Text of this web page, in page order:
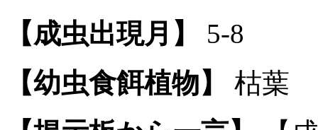
【成虫出現月】
5-8
【幼虫食餌植物】
枯葉